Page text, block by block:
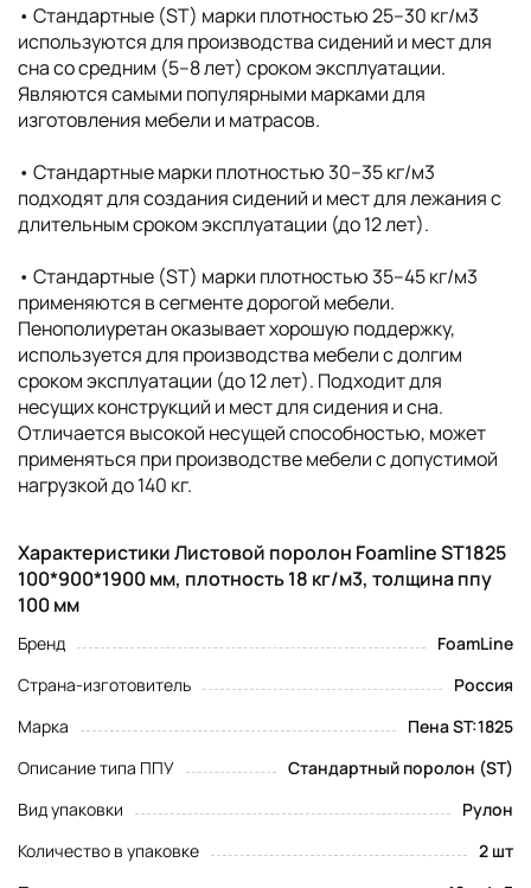
• Стандартные (ST) марки плотностью 25–30 кг/м3
используются для производства сидений и мест для
сна со средним (5–8 лет) сроком эксплуатации.
Являются самыми популярными марками для
изготовления мебели и матрасов.
• Стандартные марки плотностью 30–35 кг/м3
подходят для создания сидений и мест для лежания с
длительным сроком эксплуатации (до 12 лет).
• Стандартные (ST) марки плотностью 35–45 кг/м3
применяются в сегменте дорогой мебели.
Пенополиуретан оказывает хорошую поддержку,
используется для производства мебели с долгим
сроком эксплуатации (до 12 лет). Подходит для
несущих конструкций и мест для сидения и сна.
Отличается высокой несущей способностью, может
применяться при производстве мебели с допустимой
нагрузкой до 140 кг.
Характеристики Листовой поролон Foamline ST1825
100*900*1900 мм, плотность 18 кг/м3, толщина ппу
100 мм
Бренд
FoamLine
Страна-изготовитель
Россия
Марка
Пена ST:1825
Описание типа ППУ
Стандартный поролон (ST)
Вид упаковки
Рулон
Количество в упаковке
2 шт